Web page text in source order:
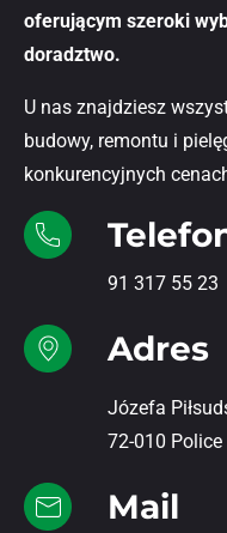
oferującym szeroki
doradztwo.
U nas znajdziesz
budowy, remontu i
konkurencyjnych
91 317 55 23
Adres
Józefa
72-010 Police
Mail